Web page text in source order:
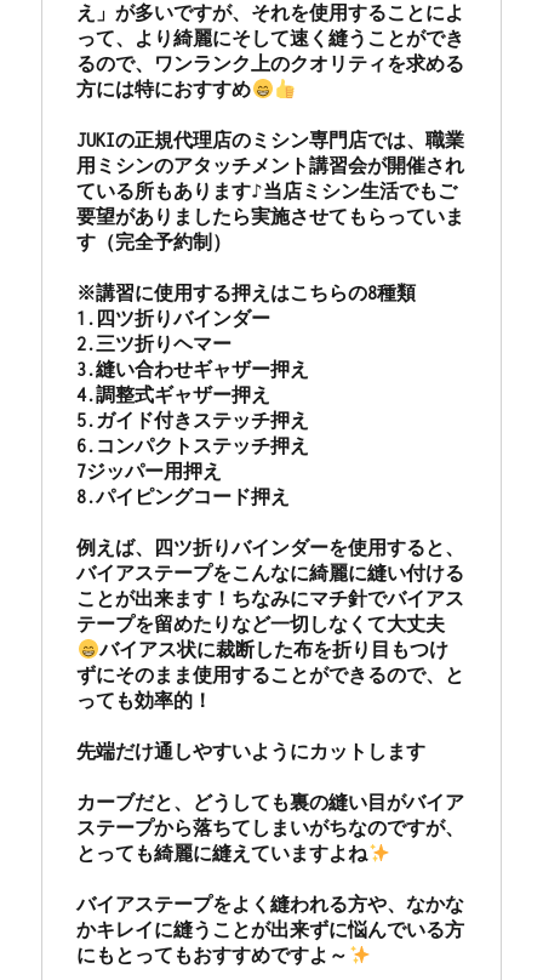
え」が多いですが、それを使用することによ
って、より綺麗にそして速く縫うことができ
るので、ワンランク上のクオリティを求める
方には特におすすめ
JUKIの正規代理店のミシン専門店では、職業
用ミシンのアタッチメント講習会が開催され
ている所もあります♪当店ミシン生活でもご
要望がありましたら実施させてもらっていま
す（完全予約制）
※講習に使用する押えはこちらの8種類
1.四ツ折りバインダー
2.三ツ折りヘマー
3.縫い合わせギャザー押え
4.調整式ギャザー押え
5.ガイド付きステッチ押え
6.コンパクトステッチ押え
7ジッパー用押え
8.パイピングコード押え
例えば、四ツ折りバインダーを使用すると、
バイアステープをこんなに綺麗に縫い付ける
ことが出来ます！ちなみにマチ針でバイアス
テープを留めたりなど一切しなくて大丈夫
バイアス状に裁断した布を折り目もつけ
ずにそのまま使用することができるので、と
っても効率的！
先端だけ通しやすいようにカットします
カーブだと、どうしても裏の縫い目がバイア
ステープから落ちてしまいがちなのですが、
とっても綺麗に縫えていますよね
バイアステープをよく縫われる方や、なかな
かキレイに縫うことが出来ずに悩んでいる方
にもとってもおすすめですよ～